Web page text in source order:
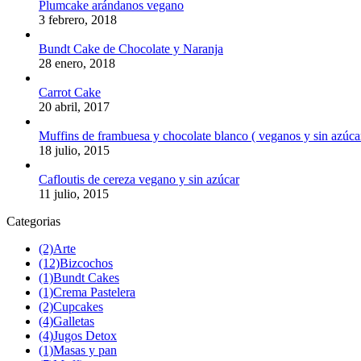
Plumcake arándanos vegano
3 febrero, 2018
Bundt Cake de Chocolate y Naranja
28 enero, 2018
Carrot Cake
20 abril, 2017
Muffins de frambuesa y chocolate blanco ( veganos y sin
18 julio, 2015
Cafloutis de cereza vegano y sin azúcar
11 julio, 2015
Categorias
(2)Arte
(12)Bizcochos
(1)Bundt Cakes
(1)Crema Pastelera
(2)Cupcakes
(4)Galletas
(4)Jugos Detox
(1)Masas y pan